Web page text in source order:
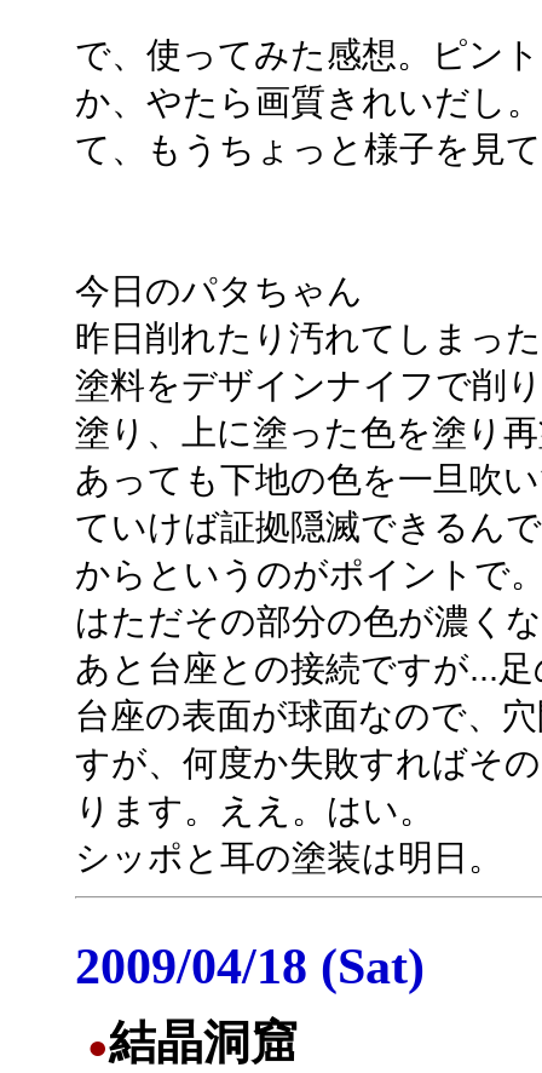
で、使ってみた感想。ピン
か、やたら画質きれいだし
て、もうちょっと様子を見
今日のパタちゃん
昨日削れたり汚れてしまっ
塗料をデザインナイフで削
塗り、上に塗った色を塗り
あっても下地の色を一旦吹
ていけば証拠隠滅できるん
からというのがポイントで
はただその部分の色が濃く
あと台座との接続ですが...
台座の表面が球面なので、
すが、何度か失敗すればそ
ります。ええ。はい。
シッポと耳の塗装は明日。
2009/04/18 (Sat)
●結晶洞窟